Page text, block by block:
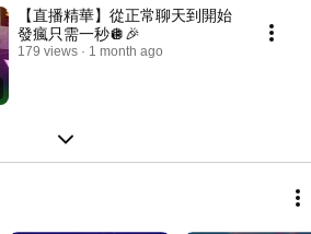
【直播精華】從正常聊天到開始
發瘋只需一秒🪩🎉
179 views 1 month ago